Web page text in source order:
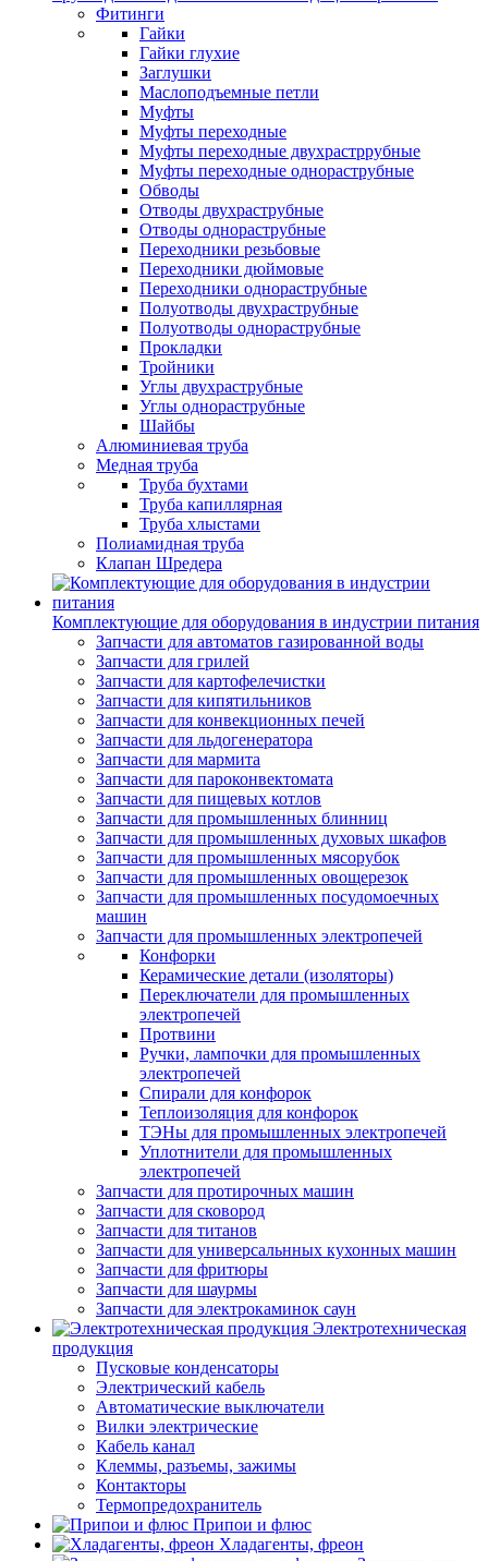
Фитинги
Гайки
Гайки глухие
Заглушки
Маслоподъемные петли
Муфты
Муфты переходные
Муфты переходные двухрастррубные
Муфты переходные однораструбные
Обводы
Отводы двухраструбные
Отводы однораструбные
Переходники резьбовые
Переходники дюймовые
Переходники однораструбные
Полуотводы двухраструбные
Полуотводы однораструбные
Прокладки
Тройники
Углы двухраструбные
Углы однораструбные
Шайбы
Алюминиевая труба
Медная труба
Труба бухтами
Труба капиллярная
Труба хлыстами
Полиамидная труба
Клапан Шредера
Комплектующие для оборудования в индустрии питания
Запчасти для автоматов газированной воды
Запчасти для грилей
Запчасти для картофелечистки
Запчасти для кипятильников
Запчасти для конвекционных печей
Запчасти для льдогенератора
Запчасти для мармита
Запчасти для пароконвектомата
Запчасти для пищевых котлов
Запчасти для промышленных блинниц
Запчасти для промышленных духовых шкафов
Запчасти для промышленных мясорубок
Запчасти для промышленных овощерезок
Запчасти для промышленных посудомоечных
машин
Запчасти для промышленных электропечей
Конфорки
Керамические детали (изоляторы)
Переключатели для промышленных
электропечей
Протвини
Ручки, лампочки для промышленных
электропечей
Спирали для конфорок
Теплоизоляция для конфорок
ТЭНы для промышленных электропечей
Уплотнители для промышленных
электропечей
Запчасти для протирочных машин
Запчасти для сковород
Запчасти для титанов
Запчасти для универсальнных кухонных машин
Запчасти для фритюры
Запчасти для шаурмы
Запчасти для электрокаминок саун
Электротехническая
продукция
Пусковые конденсаторы
Электрический кабель
Автоматические выключатели
Вилки электрические
Кабель канал
Клеммы, разъемы, зажимы
Контакторы
Термопредохранитель
Припои и флюс
Хладагенты, фреон